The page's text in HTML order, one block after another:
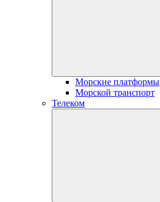
Морские платформы
Морской транспорт
Телеком